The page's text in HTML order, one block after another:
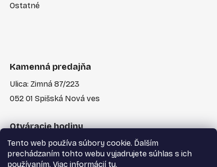
Tento web používa súbory cookie. Ďalším
prechádzaním tohto webu vyjadrujete súhlas s ich
používaním. Viac informácií tu.
Ostatné
Kamenná predajňa
Ulica: Zimná 87/223
052 01 Spišská Nová ves
Otváracie hodiny
Po-Pia: 7:30 - 17:00